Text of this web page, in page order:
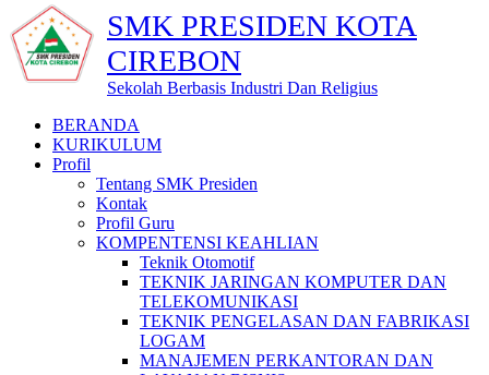
SMK PRESIDEN KOTA
CIREBON
Sekolah Berbasis Industri Dan Religius
BERANDA
KURIKULUM
Profil
Tentang SMK Presiden
Kontak
Profil Guru
KOMPENTENSI KEAHLIAN
Teknik Otomotif
TEKNIK JARINGAN KOMPUTER DAN
TELEKOMUNIKASI
TEKNIK PENGELASAN DAN FABRIKASI
LOGAM
MANAJEMEN PERKANTORAN DAN